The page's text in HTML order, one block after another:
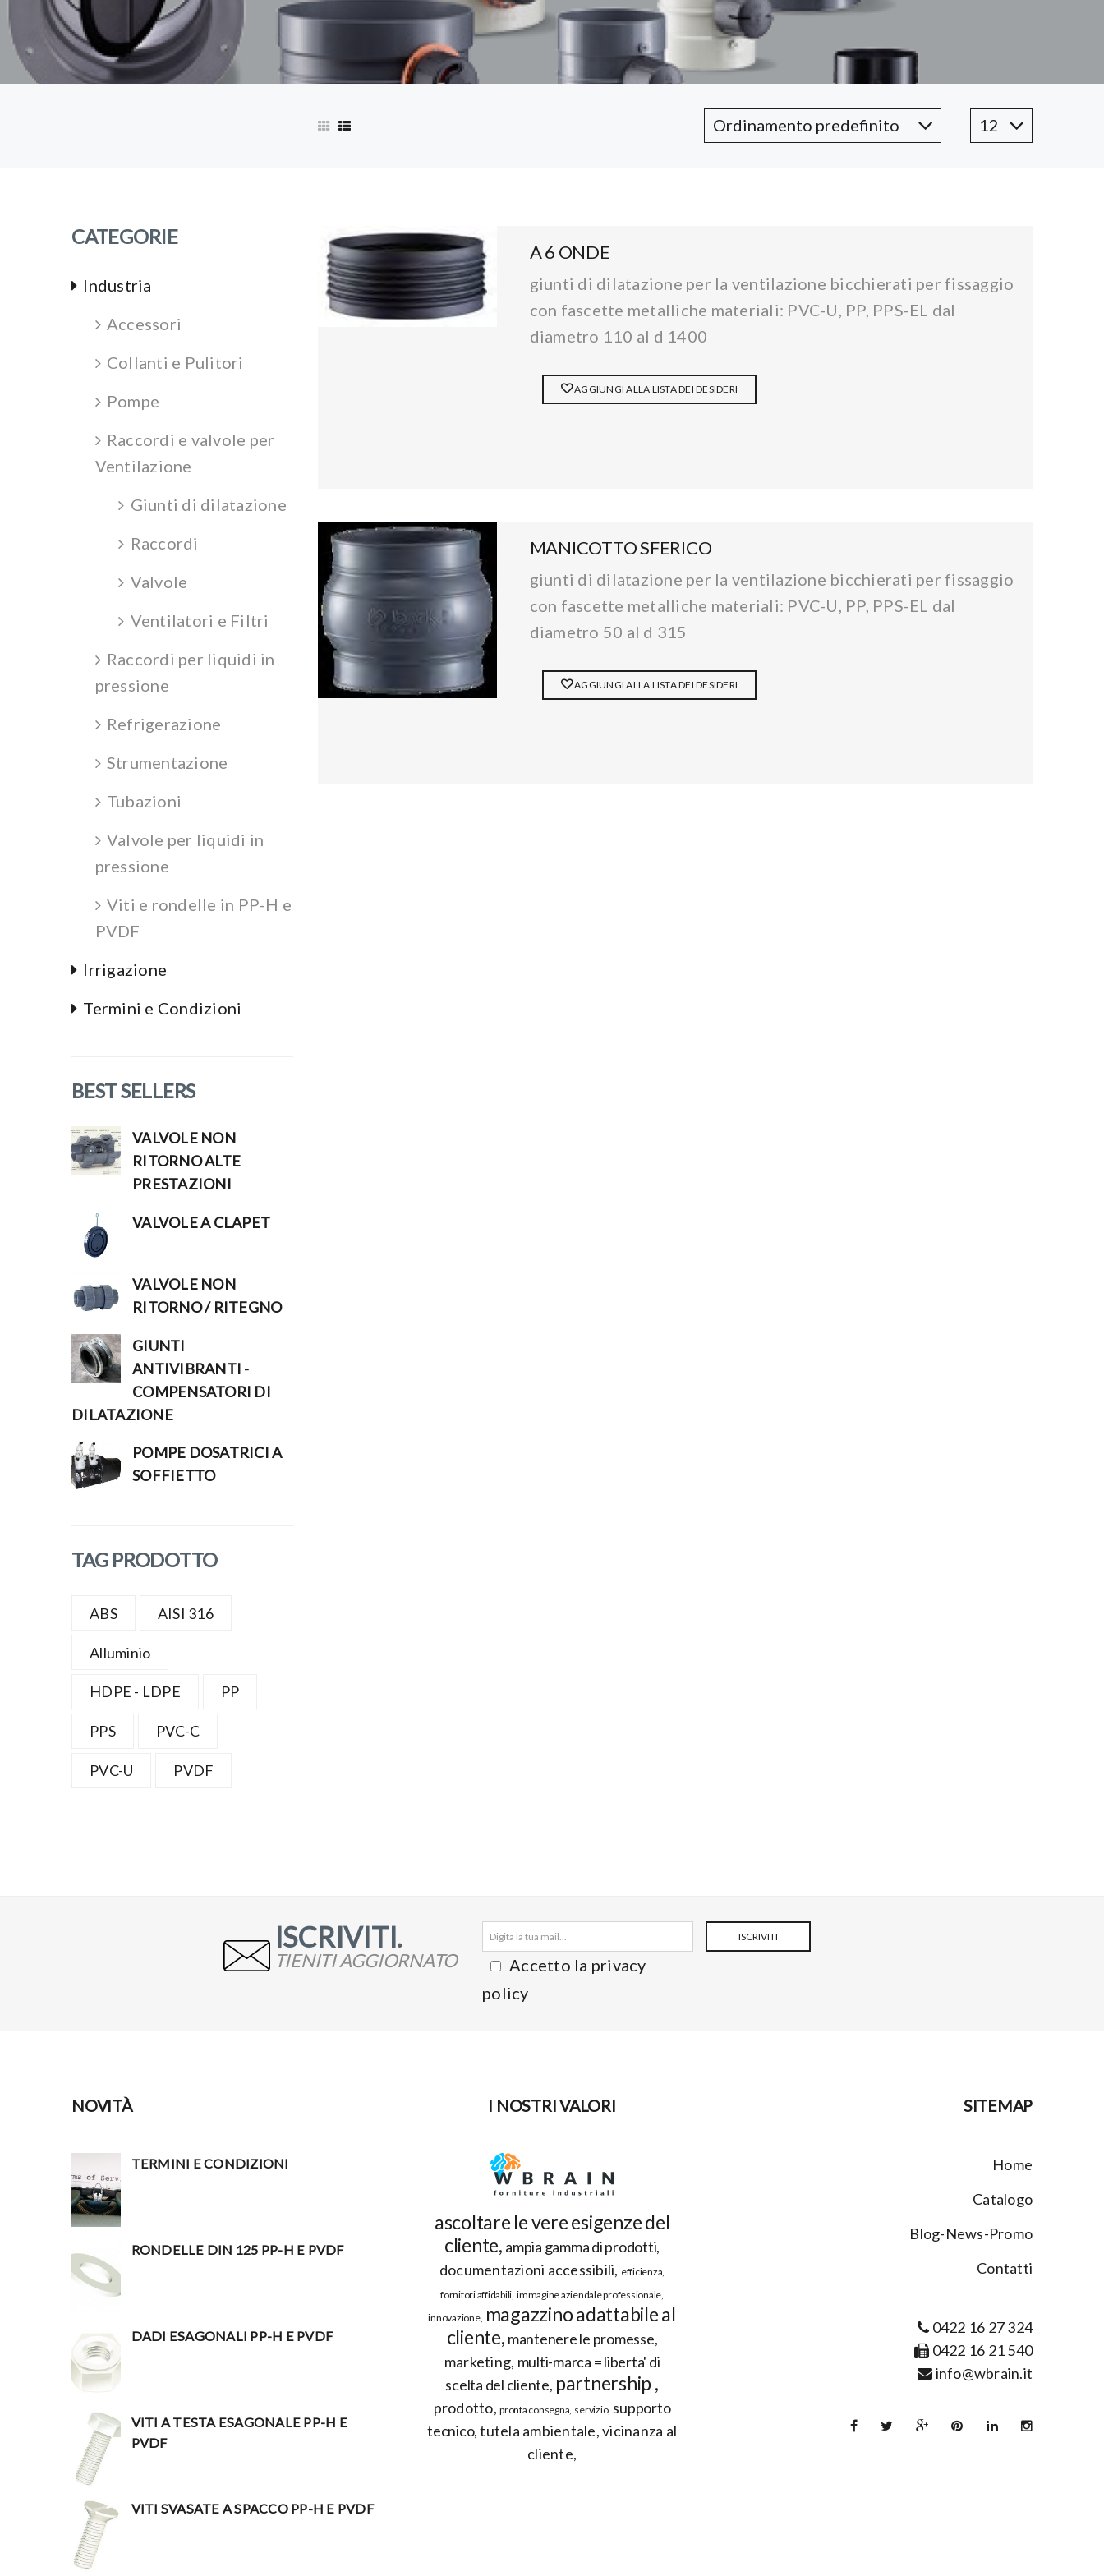
A 6 ONDE
giunti di dilatazione per la ventilazione bicchierati per fissaggio
con fascette metalliche materiali: PVC-U, PP, PPS-EL dal
diametro 110 al d 1400
AGGIUNGI ALLA LISTA DEI DESIDERI
MANICOTTO SFERICO
giunti di dilatazione per la ventilazione bicchierati per fissaggio
con fascette metalliche materiali: PVC-U, PP, PPS-EL dal
diametro 50 al d 315
AGGIUNGI ALLA LISTA DEI DESIDERI
CATEGORIE
Industria
Accessori
Collanti e Pulitori
Pompe
Raccordi e valvole per
Ventilazione
Giunti di dilatazione
Raccordi
Valvole
Ventilatori e Filtri
Raccordi per liquidi in
pressione
Refrigerazione
Strumentazione
Tubazioni
Valvole per liquidi in
pressione
Viti e rondelle in PP-H e
PVDF
Irrigazione
Termini e Condizioni
BEST SELLERS
VALVOLE NON
RITORNO ALTE
PRESTAZIONI
VALVOLE A CLAPET
VALVOLE NON
RITORNO / RITEGNO
GIUNTI
ANTIVIBRANTI -
COMPENSATORI DI
DILATAZIONE
POMPE DOSATRICI A
SOFFIETTO
TAG PRODOTTO
ABS AISI 316
Alluminio
HDPE - LDPE PP
PPS PVC-C
PVC-U PVDF
ISCRIVITI.
TIENITI AGGIORNATO
Accetto la privacy
policy
ISCRIVITI
NOVITÀ
TERMINI E CONDIZIONI
RONDELLE DIN 125 PP-H E PVDF
DADI ESAGONALI PP-H E PVDF
VITI A TESTA ESAGONALE PP-H E
PVDF
VITI SVASATE A SPACCO PP-H E PVDF
I NOSTRI VALORI
ascoltare le vere esigenze del
cliente ampia gamma di prodotti
documentazioni accessibili
efficienza
fornitori affidabili immagine aziendale professionale
innovazione magazzino adattabile al
cliente mantenere le promesse
marketing multi-marca = liberta' di
scelta del cliente partnership
prodotto pronta consegna servizio supporto
tecnico tutela ambientale vicinanza al
cliente
SITEMAP
Home
Catalogo
Blog-News-Promo
Contatti
0422 16 27 324
0422 16 21 540
info@wbrain.it